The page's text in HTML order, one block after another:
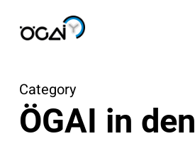
Category
ÖGAI in den